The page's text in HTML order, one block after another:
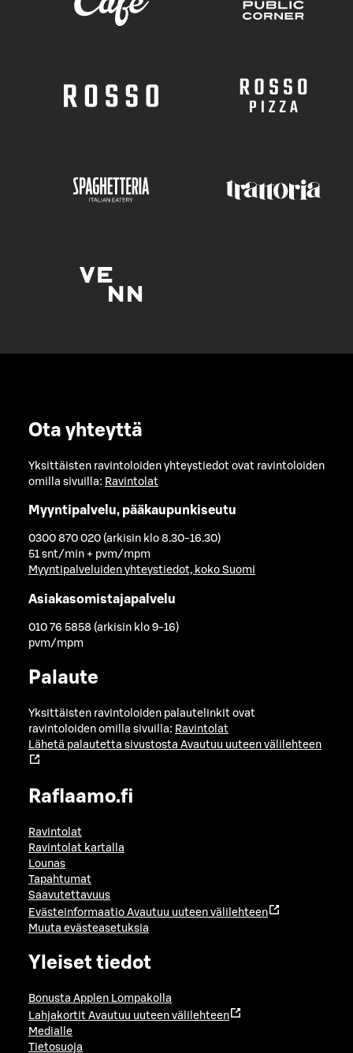
Ota yhteyttä
Yksittäisten ravintoloiden yhteystiedot ovat ravintoloiden
omilla sivuilla: Ravintolat
Myyntipalvelu, pääkaupunkiseutu
0300 870 020 (arkisin klo 8.30-16.30)
51 snt/min + pvm/mpm
Myyntipalveluiden yhteystiedot, koko Suomi
Asiakasomistajapalvelu
010 76 5858 (arkisin klo 9-16)
pvm/mpm
Palaute
Yksittäisten ravintoloiden palautelinkit ovat
ravintoloiden omilla sivuilla: Ravintolat
Lähetä palautetta sivustosta Avautuu uuteen välilehteen
Raflaamo.fi
Ravintolat
Ravintolat kartalla
Lounas
Tapahtumat
Saavutettavuus
Evästeinformaatio Avautuu uuteen välilehteen
Muuta evästeasetuksia
Yleiset tiedot
Bonusta Applen Lompakolla
Lahjakortit Avautuu uuteen välilehteen
Medialle
Tietosuoja